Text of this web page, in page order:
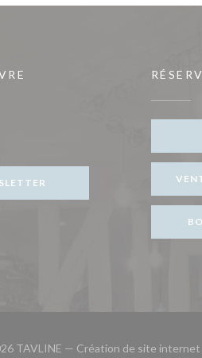
fenêtre))
TAVLINE — Création de site